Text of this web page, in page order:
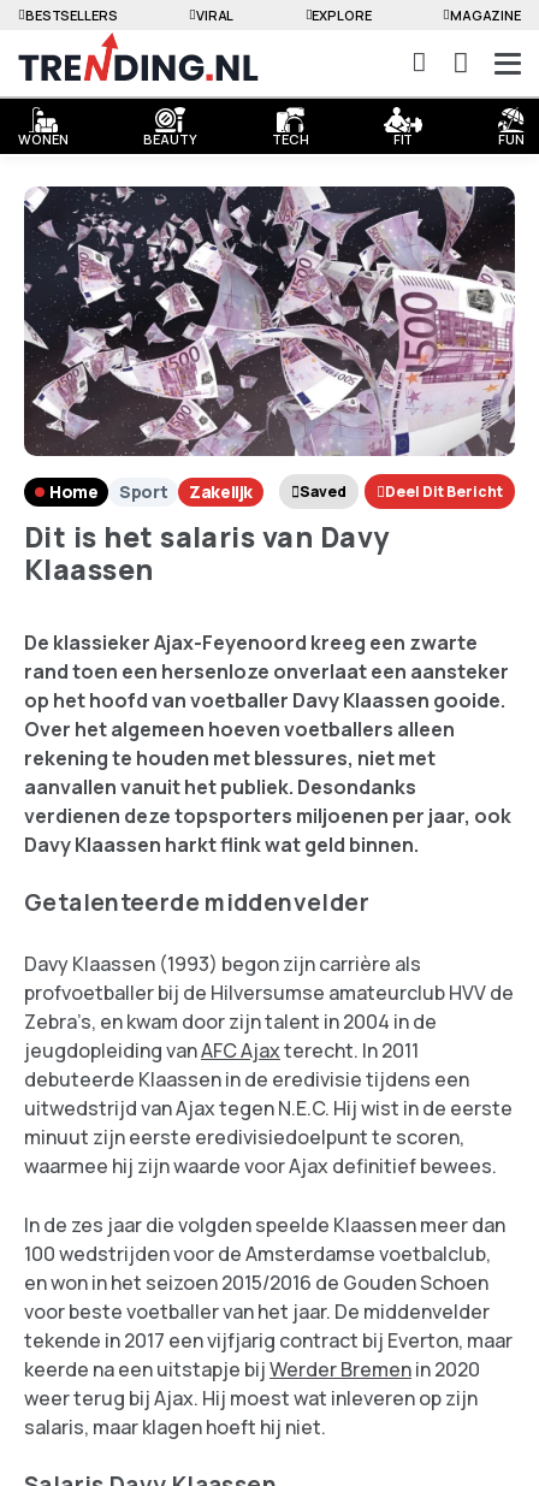
WONEN BEAUTY TECH FIT FUN
BESTSELLERS VIRAL EXPLORE MAGAZINE
Home Sport Zakelijk Saved Deel Dit Bericht
Dit is het salaris van Davy
Klaassen
De klassieker Ajax-Feyenoord kreeg een zwarte
rand toen een hersenloze onverlaat een aansteker
op het hoofd van voetballer Davy Klaassen gooide.
Over het algemeen hoeven voetballers alleen
rekening te houden met blessures, niet met
aanvallen vanuit het publiek. Desondanks
verdienen deze topsporters miljoenen per jaar, ook
Davy Klaassen harkt flink wat geld binnen.
Getalenteerde middenvelder
Davy Klaassen (1993) begon zijn carrière als
profvoetballer bij de Hilversumse amateurclub HVV de
Zebra’s, en kwam door zijn talent in 2004 in de
jeugdopleiding vanAFC Ajaxterecht. In 2011
debuteerde Klaassen in de eredivisie tijdens een
uitwedstrijd van Ajax tegen N.E.C. Hij wist in de eerste
minuut zijn eerste eredivisiedoelpunt te scoren,
waarmee hij zijn waarde voor Ajax definitief bewees.
In de zes jaar die volgden speelde Klaassen meer dan
100 wedstrijden voor de Amsterdamse voetbalclub,
en won in het seizoen 2015/2016 de Gouden Schoen
voor beste voetballer van het jaar. De middenvelder
tekende in 2017 een vijfjarig contract bij Everton, maar
keerde na een uitstapje bijWerder Bremenin 2020
weer terug bij Ajax. Hij moest wat inleveren op zijn
salaris, maar klagen hoeft hij niet.